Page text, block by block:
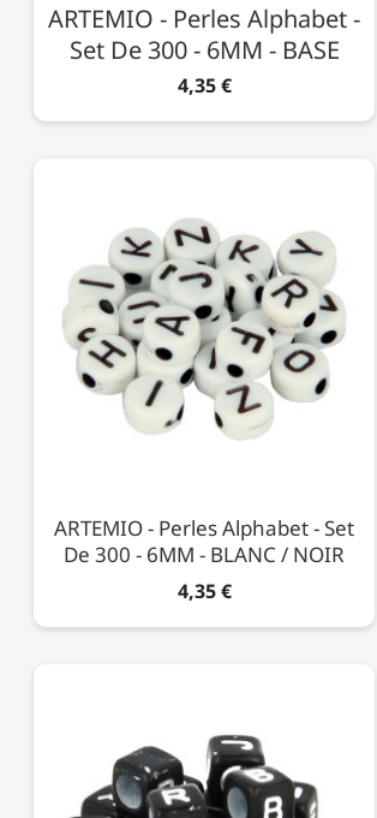
ARTEMIO - Perles Alphabet -
Set De 300 - 6MM - BASE
4,35 €
ARTEMIO - Perles Alphabet - Set
De 300 - 6MM - BLANC / NOIR
4,35 €